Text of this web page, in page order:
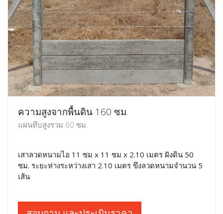
ความสูงจากพื้นดิน 160 ซม.
แผ่นทึบสูงรวม 60 ซม.
เสาลวดหนามไอ 11 ซม x 11 ซม x 2.10 เมตร ฝังดิน 50
ซม. ระยะห่างระหว่างเสา 2.10 เมตร ขึงลวดหนามจำนวน 5
เส้น